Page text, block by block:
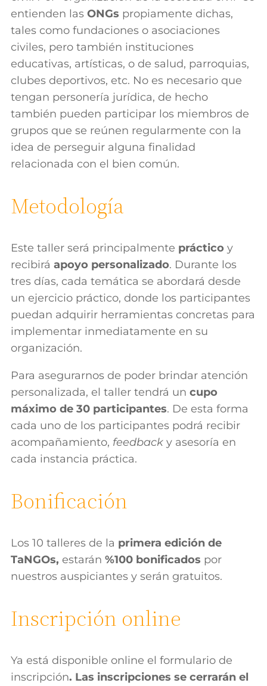
entienden las ONGs propiamente dichas,
tales como fundaciones o asociaciones
civiles, pero también instituciones
educativas, artísticas, o de salud, parroquias,
clubes deportivos, etc. No es necesario que
tengan personería jurídica, de hecho
también pueden participar los miembros de
grupos que se reúnen regularmente con la
idea de perseguir alguna finalidad
relacionada con el bien común.
Metodología
Este taller será principalmente práctico y
recibirá apoyo personalizado. Durante los
tres días, cada temática se abordará desde
un ejercicio práctico, donde los participantes
puedan adquirir herramientas concretas para
implementar inmediatamente en su
organización.
Para asegurarnos de poder brindar atención
personalizada, el taller tendrá un cupo
máximo de 30 participantes. De esta forma
cada uno de los participantes podrá recibir
acompañamiento, feedback y asesoría en
cada instancia práctica.
Bonificación
Los 10 talleres de la primera edición de
TaNGOs, estarán %100 bonificados por
nuestros auspiciantes y serán gratuitos.
Inscripción online
Ya está disponible online el formulario de
inscripción. Las inscripciones se cerrarán el